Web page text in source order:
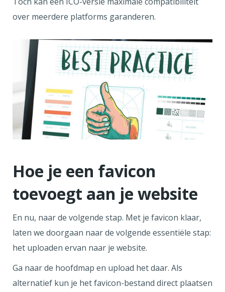
over meerdere platforms garanderen.
Hoe je een favicon
toevoegt aan je website
En nu, naar de volgende stap. Met je favicon klaar,
laten we doorgaan naar de volgende essentiële stap:
het uploaden ervan naar je website.
Ga naar de hoofdmap en upload het daar. Als
alternatief kun je het favicon-bestand direct plaatsen